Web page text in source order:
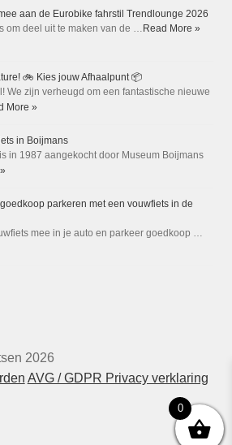
aan de Eurobike fahrstil Trendlounge 2026
om deel uit te maken van de … Read More »
🚲 Kies jouw Afhaalpunt 📦
We zijn verheugd om een fantastische nieuwe
More »
in Boijmans
in 1987 aangekocht door Museum Boijmans
parkeren met een vouwfiets in de
mee in je auto en parkeer goedkoop …
2026
AVG / GDPR Privacy verklaring
0